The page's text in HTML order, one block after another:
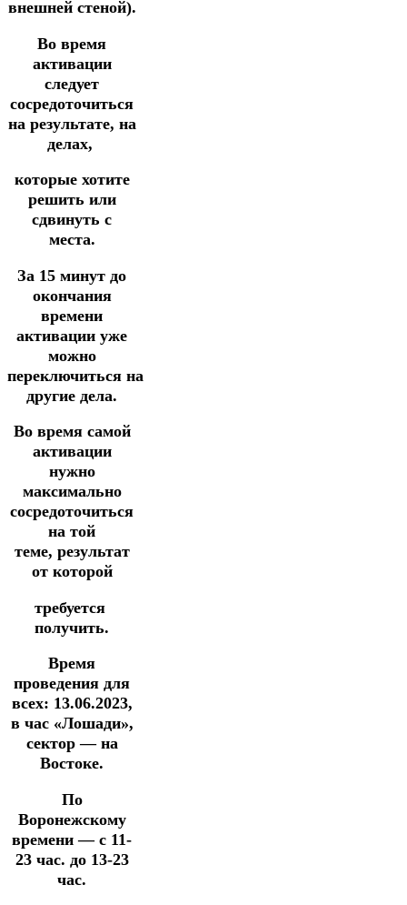
внешней стеной).
Во время
активации
следует
сосредоточиться
на результате, на
делах,
которые хотите
решить или
сдвинуть с
места.
За 15 минут до
окончания
времени
активации уже
можно
переключиться на
другие дела.
Во время самой
активации
нужно
максимально
сосредоточиться
на той
теме, результат
от которой
требуется
получить.
Время
проведения для
всех: 13.06.2023,
в час «Лошади»,
сектор — на
Востоке.
По
Воронежскому
времени — с 11-
23 час. до 13-23
час.